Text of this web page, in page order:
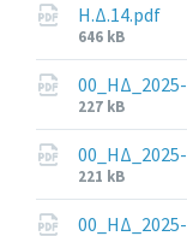
Η.Δ.14.pdf
File
size:
646 kB
File
size:
227 kB
File
size:
221 kB